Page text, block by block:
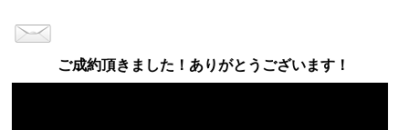
ご成約頂きました！ありがとうございます！